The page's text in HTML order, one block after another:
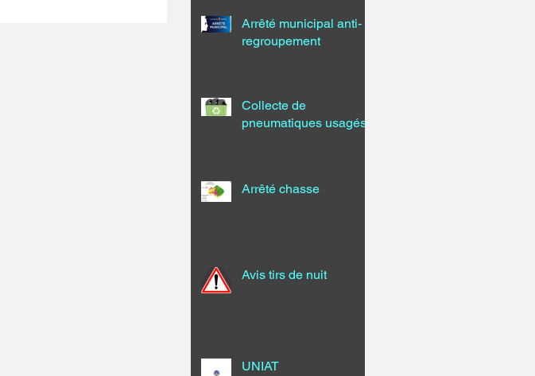
Arrêté municipal anti-
regroupement
Collecte de
pneumatiques usagés
Arrêté chasse
Avis tirs de nuit
UNIAT